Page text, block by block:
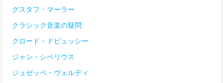
グスタフ・マーラー
クラシック音楽の疑問
クロード・ドビュッシー
ジャン・シベリウス
ジュゼッペ・ヴェルディ